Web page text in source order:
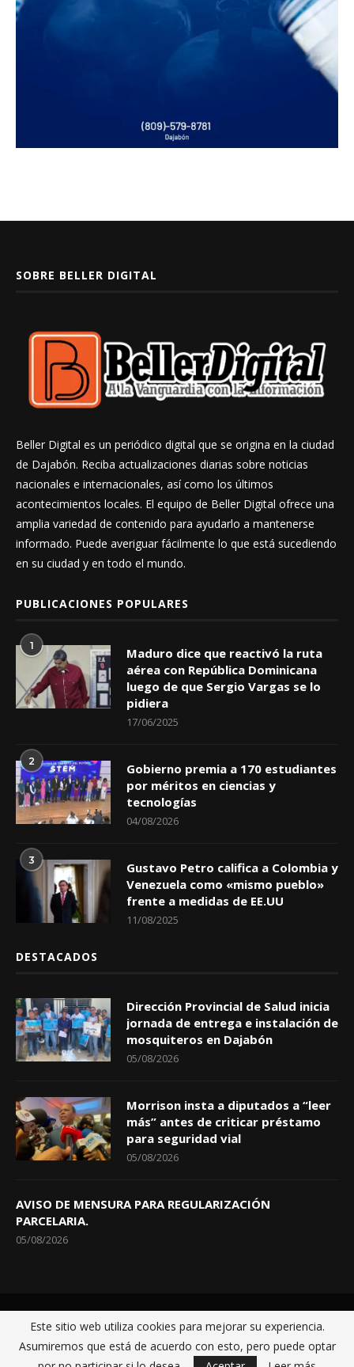
SOBRE BELLER DIGITAL
Beller Digital es un periódico digital que se origina en la ciudad
de Dajabón. Reciba actualizaciones diarias sobre noticias
nacionales e internacionales, así como los últimos
acontecimientos locales. El equipo de Beller Digital ofrece una
amplia variedad de contenido para ayudarlo a mantenerse
informado. Puede averiguar fácilmente lo que está sucediendo
en su ciudad y en todo el mundo.
PUBLICACIONES POPULARES
1
Maduro dice que reactivó la ruta
aérea con República Dominicana
luego de que Sergio Vargas se lo
pidiera
17/06/2025
2
Gobierno premia a 170 estudiantes
por méritos en ciencias y
tecnologías
04/08/2026
3
Gustavo Petro califica a Colombia y
Venezuela como «mismo pueblo»
frente a medidas de EE.UU
11/08/2025
DESTACADOS
Dirección Provincial de Salud inicia
jornada de entrega e instalación de
mosquiteros en Dajabón
05/08/2026
Morrison insta a diputados a “leer
más” antes de criticar préstamo
para seguridad vial
05/08/2026
AVISO DE MENSURA PARA REGULARIZACIÓN
PARCELARIA.
05/08/2026
@2021 - BellerDigital.net fue construida porMultiServicios Helena
Este sitio web utiliza cookies para mejorar su experiencia.
Asumiremos que está de acuerdo con esto, pero puede optar